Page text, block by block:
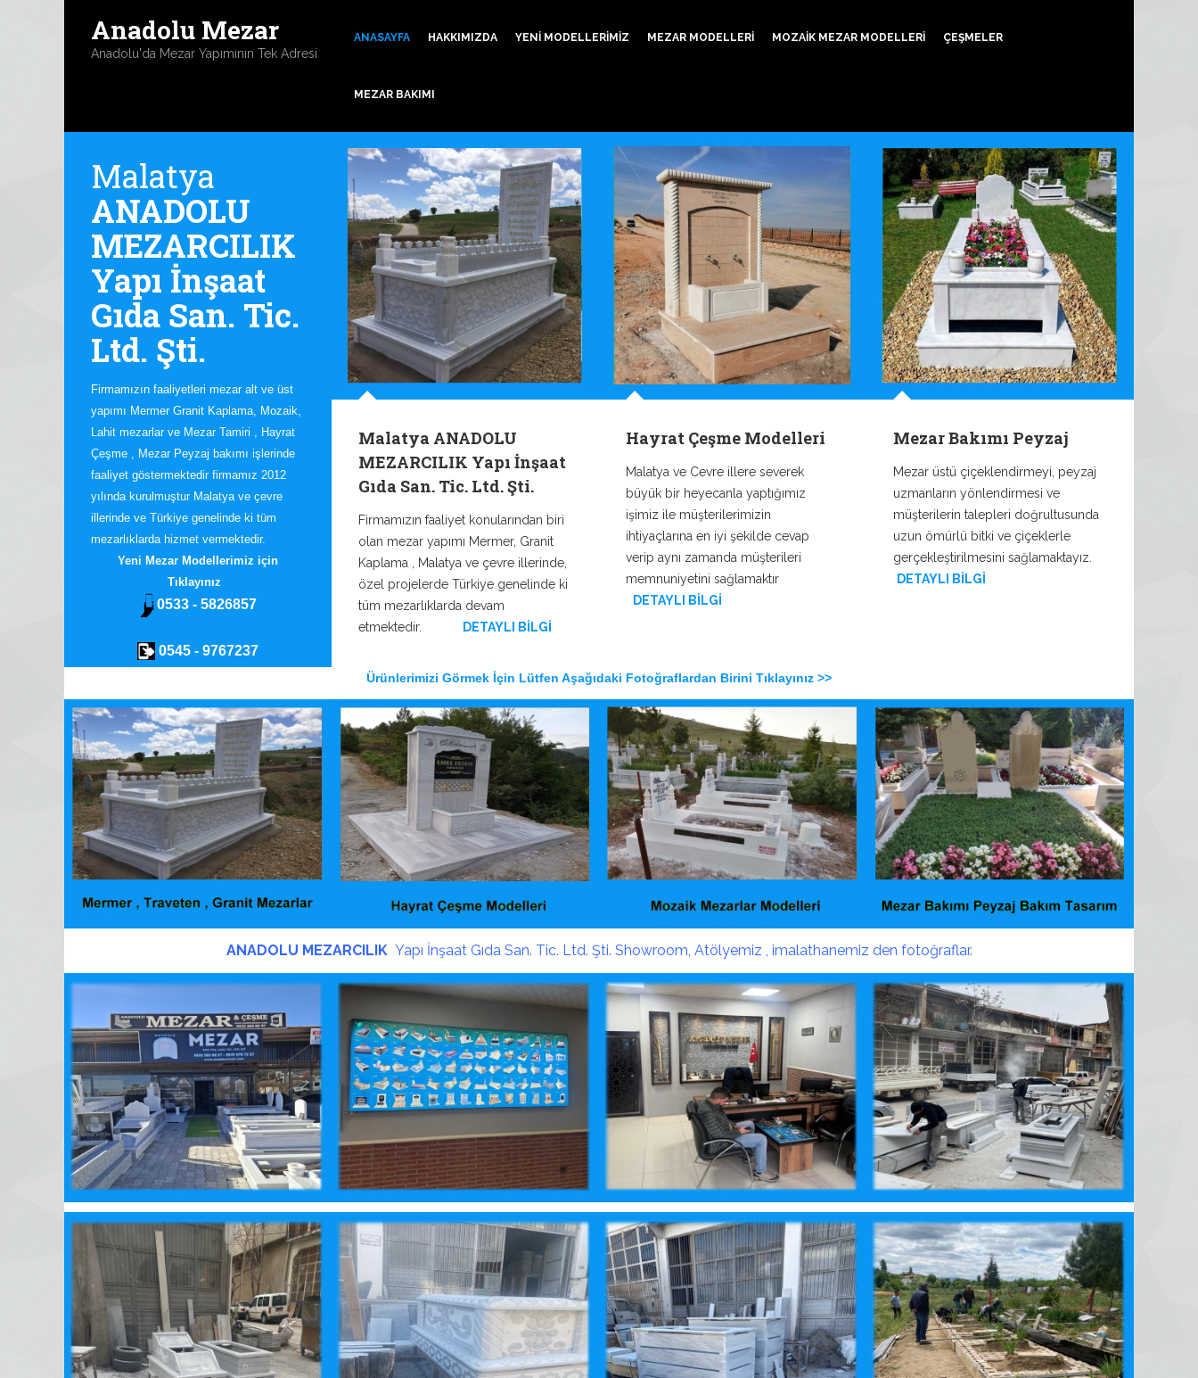
Anadolu Mezar
Anadolu'da Mezar Yapımının Tek Adresi
ANASAYFA HAKKIMIZDA YENI MODELLERIMIZ MEZAR MODELLERI MOZAIK MEZAR MODELLERI ÇEŞMELER
MEZAR BAKIMI
Malatya
ANADOLU
MEZARCILIK
Yapı İnşaat
Gıda San. Tic.
Ltd. Şti.
Firmamızın faaliyetleri mezar alt ve üst
yapımı Mermer Granit Kaplama, Mozaik,
Lahit mezarlar ve Mezar Tamiri , Hayrat
Çeşme , Mezar Peyzaj bakımı işlerinde
faaliyet göstermektedir firmamız 2012
yılında kurulmuştur Malatya ve çevre
illerinde ve Türkiye genelinde ki tüm
mezarlıklarda hizmet vermektedir.
Yeni Mezar Modellerimiz için
Tıklayınız
0533 - 5826857
0545 - 9767237
Malatya ANADOLU
MEZARCILIK Yapı İnşaat
Gıda San. Tic. Ltd. Şti.
Firmamızın faaliyet konularından biri
olan mezar yapımı Mermer, Granit
Kaplama , Malatya ve çevre illerinde,
özel projelerde Türkiye genelinde ki
tüm mezarlıklarda devam
etmektedir.
DETAYLI BİLGİ
Hayrat Çeşme Modelleri
Malatya ve Cevre illere severek
büyük bir heyecanla yaptığımız
işimiz ile müşterilerimizin
ihtiyaçlarına en iyi şekilde cevap
verip aynı zamanda müşterileri
memnuniyetini sağlamaktır
DETAYLI BİLGİ
Mezar Bakımı Peyzaj
Mezar üstü çiçeklendirmeyi, peyzaj
uzmanların yönlendirmesi ve
müşterilerin talepleri doğrultusunda
uzun ömürlü bitki ve çiçeklerle
gerçekleştirilmesini sağlamaktayız.
DETAYLI BİLGİ
Ürünlerimizi Görmek İçin Lütfen Aşağıdaki Fotoğraflardan Birini Tıklayınız >>
ANADOLU MEZARCILIK Yapı İnşaat Gıda San. Tic. Ltd. Şti. Showroom, Atölyemiz , imalathanemiz den fotoğraflar.